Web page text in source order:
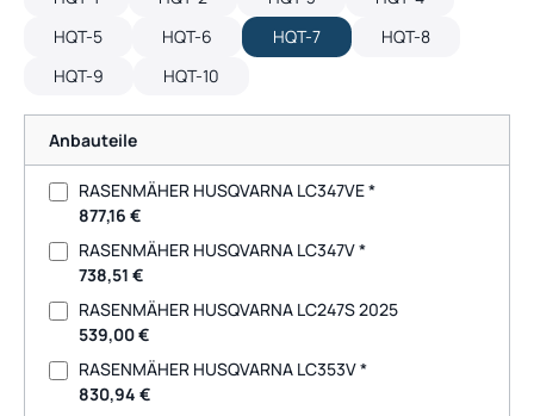
HQT-5
HQT-6 HQT-7
HQT-8
HQT-9
HQT-10
Anbauteile
RASENMÄHER HUSQVARNA LC347VE *
877,16 €
RASENMÄHER HUSQVARNA LC347V *
738,51 €
RASENMÄHER HUSQVARNA LC247S 2025
539,00 €
RASENMÄHER HUSQVARNA LC353V *
830,94 €